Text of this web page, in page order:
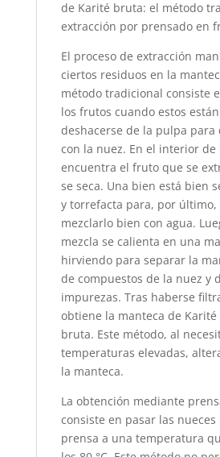
de Karité bruta: el método
extracción por prensado en
El proceso de extracción
ciertos residuos en la
método tradicional consiste
los frutos cuando estos
deshacerse de la pulpa para
con la nuez. En el interior de
encuentra el fruto que se
se seca. Una bien está bien
y torrefacta para, por
mezclarlo bien con agua.
mezcla se calienta en una
hirviendo para separar la
de compuestos de la nuez y
impurezas. Tras haberse
obtiene la manteca de
bruta. Este método, al
temperaturas elevadas,
la manteca.
La obtención mediante
consiste en pasar las
prensa a una temperatura